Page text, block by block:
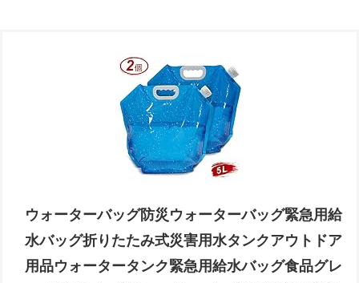
ウォーターバッグ防災ウォーターバッグ緊急用給
水バッグ折りたたみ式災害用水タンクアウトドア
用品ウォータータンク緊急用給水バッグ食品グレ